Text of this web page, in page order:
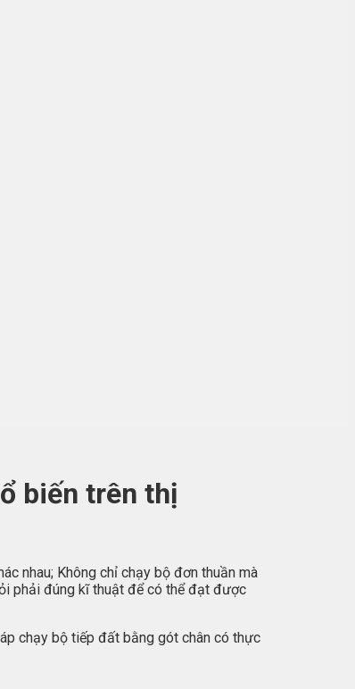
biến trên thị
nhau; Không chỉ chạy bộ đơn thuần mà
phải đúng kĩ thuật để có thể đạt được
chạy bộ tiếp đất bằng gót chân có thực